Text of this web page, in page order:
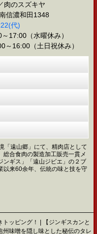
肉のスズキヤ
信濃和田1348
代)
17:00（水曜休み）
～16:00（土日祝休み）
「遠山郷」にて、精肉店として
総合食肉の製造加工販売一貫メ
ンギス」「遠山ジビエ」の２ブ
以来60余年、伝統の味と技を守
ッピング！ | 【ジンギスカンと
味噌を隠し味とした秘伝のタレ